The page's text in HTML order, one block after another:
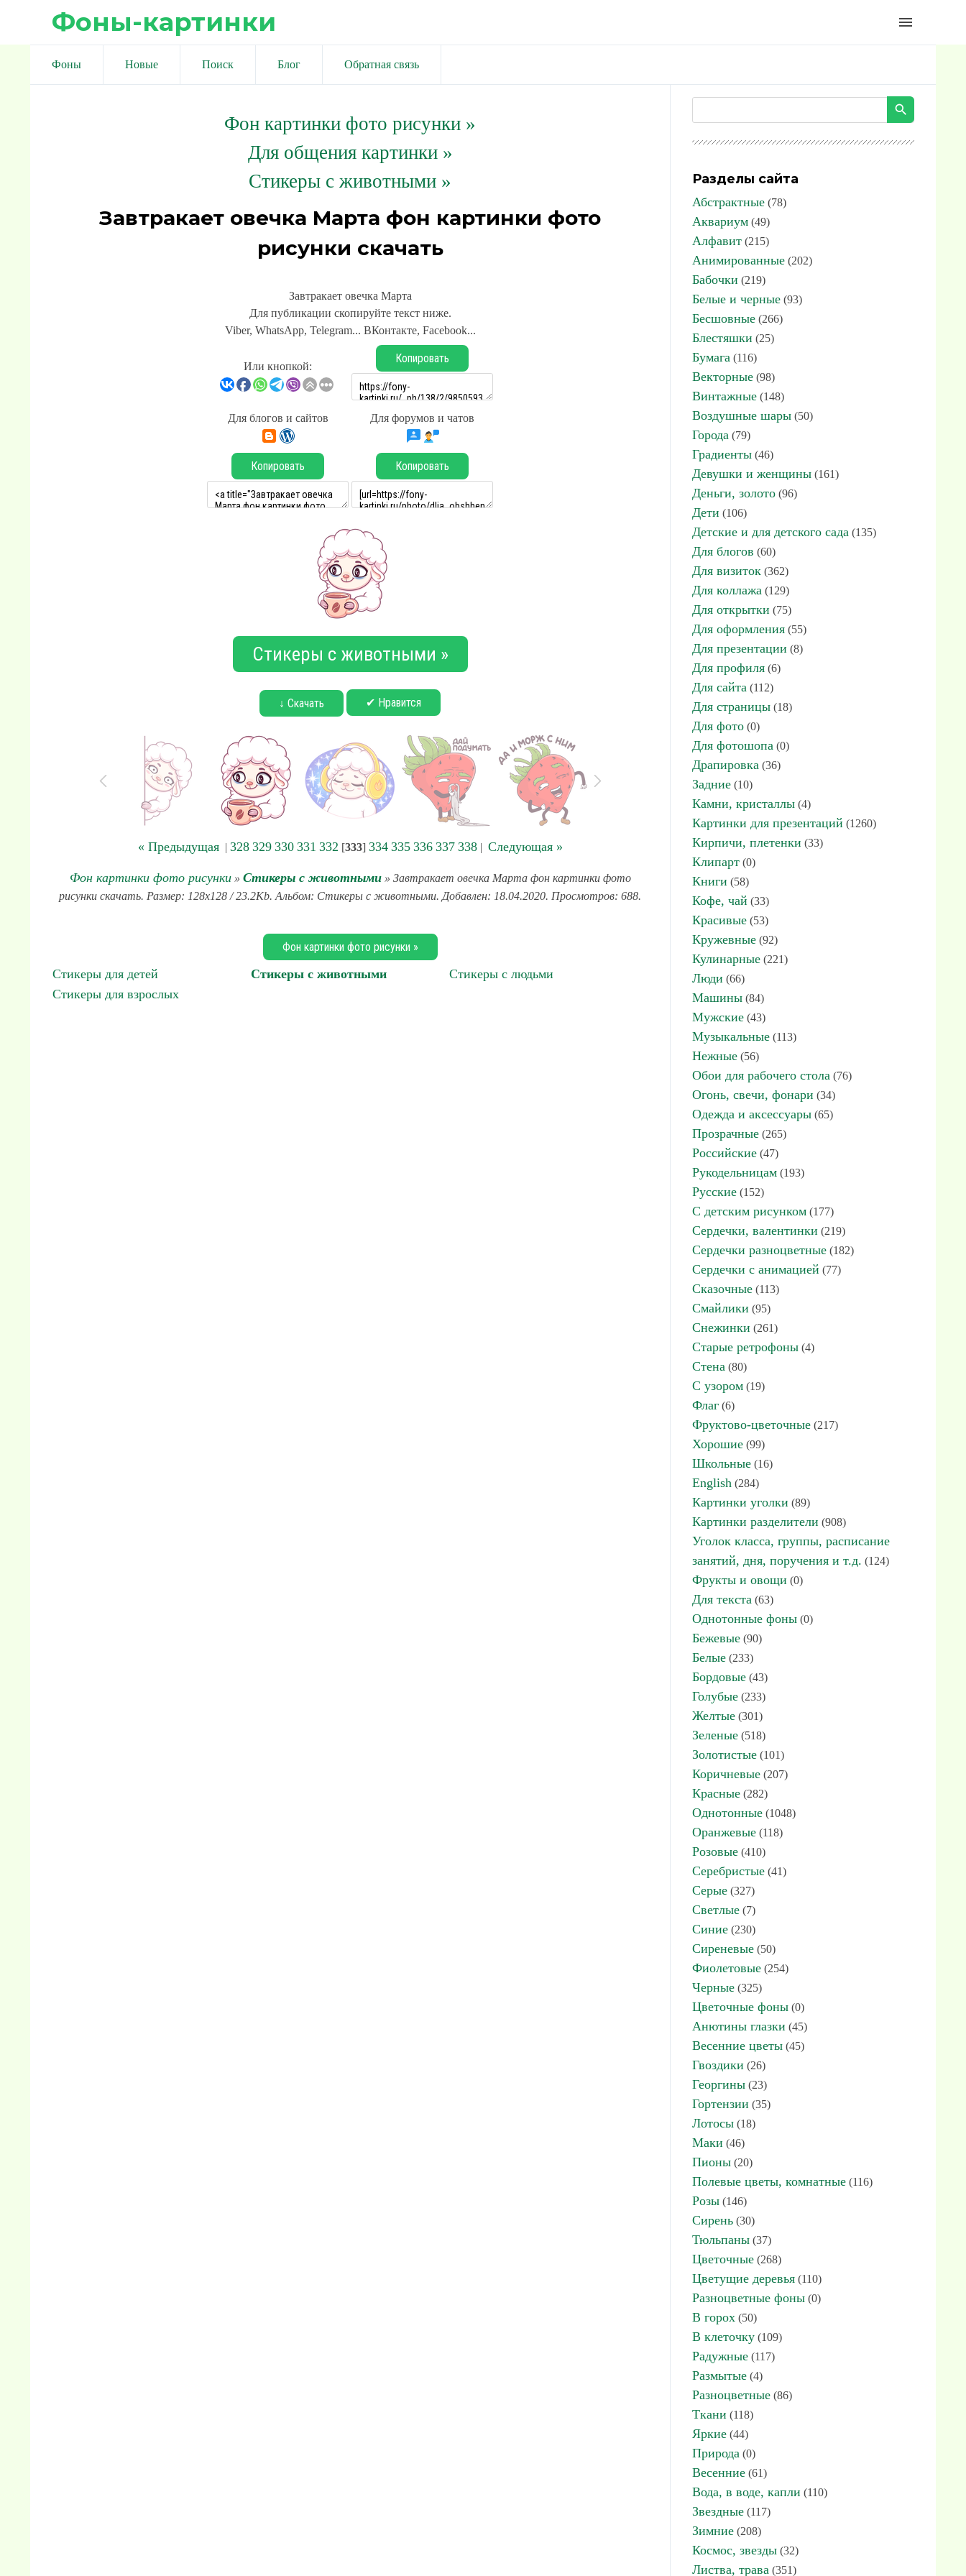
Фоны-картинки menu
Фоны Новые Поиск Блог Обратная связь
Фон картинки фото рисунки »
Для общения картинки »
Стикеры с животными »
Завтракает овечка Марта фон картинки фото
рисунки скачать
Завтракает овечка Марта
Для публикации скопируйте текст ниже.
Viber, WhatsApp, Telegram... ВКонтакте, Facebook...
Или кнопкой:
Копировать
Для блогов и сайтов Для форумов и чатов
Копировать Копировать
Стикеры с животными »
↓ Скачать ✔ Нравится
« Предыдущая| 328 329 330 331 332 [333] 334 335 336 337 338| Следующая »
Фон картинки фото рисунки» Стикеры с животными» Завтракает овечка Марта фон картинки фото
рисунки скачать. Размер: 128x128 / 23.2Kb. Альбом: Стикеры с животными. Добавлен: 18.04.2020. Просмотров: 688.
Фон картинки фото рисунки »
Стикеры для детей Стикеры с животными
Стикеры с людьми
Стикеры для взрослых
Разделы сайта
Абстрактные (78)
Аквариум (49)
Алфавит (215)
Анимированные (202)
Бабочки (219)
Белые и черные (93)
Бесшовные (266)
Блестяшки (25)
Бумага (116)
Векторные (98)
Винтажные (148)
Воздушные шары (50)
Города (79)
Градиенты (46)
Девушки и женщины (161)
Деньги, золото (96)
Дети (106)
Детские и для детского сада (135)
Для блогов (60)
Для визиток (362)
Для коллажа (129)
Для открытки (75)
Для оформления (55)
Для презентации (8)
Для профиля (6)
Для сайта (112)
Для страницы (18)
Для фото (0)
Для фотошопа (0)
Драпировка (36)
Задние (10)
Камни, кристаллы (4)
Картинки для презентаций (1260)
Кирпичи, плетенки (33)
Клипарт (0)
Книги (58)
Кофе, чай (33)
Красивые (53)
Кружевные (92)
Кулинарные (221)
Люди (66)
Машины (84)
Мужские (43)
Музыкальные (113)
Нежные (56)
Обои для рабочего стола (76)
Огонь, свечи, фонари (34)
Одежда и аксессуары (65)
Прозрачные (265)
Российские (47)
Рукодельницам (193)
Русские (152)
С детским рисунком (177)
Сердечки, валентинки (219)
Сердечки разноцветные (182)
Сердечки с анимацией (77)
Сказочные (113)
Смайлики (95)
Снежинки (261)
Старые ретрофоны (4)
Стена (80)
С узором (19)
Флаг (6)
Фруктово-цветочные (217)
Хорошие (99)
Школьные (16)
English (284)
Картинки уголки (89)
Картинки разделители (908)
Уголок класса, группы, расписание
занятий, дня, поручения и т.д. (124)
Фрукты и овощи (0)
Для текста (63)
Однотонные фоны (0)
Бежевые (90)
Белые (233)
Бордовые (43)
Голубые (233)
Желтые (301)
Зеленые (518)
Золотистые (101)
Коричневые (207)
Красные (282)
Однотонные (1048)
Оранжевые (118)
Розовые (410)
Серебристые (41)
Серые (327)
Светлые (7)
Синие (230)
Сиреневые (50)
Фиолетовые (254)
Черные (325)
Цветочные фоны (0)
Анютины глазки (45)
Весенние цветы (45)
Гвоздики (26)
Георгины (23)
Гортензии (35)
Лотосы (18)
Маки (46)
Пионы (20)
Полевые цветы, комнатные (116)
Розы (146)
Сирень (30)
Тюльпаны (37)
Цветочные (268)
Цветущие деревья (110)
Разноцветные фоны (0)
В горох (50)
В клеточку (109)
Радужные (117)
Размытые (4)
Разноцветные (86)
Ткани (118)
Яркие (44)
Природа (0)
Весенние (61)
Вода, в воде, капли (110)
Звездные (117)
Зимние (208)
Космос, звезды (32)
Листва, трава (351)